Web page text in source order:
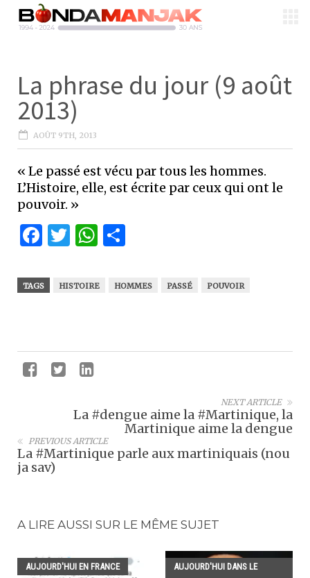
La phrase du jour (9 août
2013)
AOÛT 9TH, 2013
« Le passé est vécu par tous les hommes.
L’Histoire, elle, est écrite par ceux qui ont le
pouvoir. »
Facebook
Twitter
WhatsApp
TAGS HISTOIRE HOMMES PASSÉ POUVOIR
NEXT ARTICLE
La #dengue aime la #Martinique, la
Martinique aime la dengue
PREVIOUS ARTICLE
La #Martinique parle aux martiniquais (nou
ja sav)
A LIRE AUSSI SUR LE MÊME SUJET
AUJOURD'HUI EN FRANCE
AUJOURD'HUI DANS LE